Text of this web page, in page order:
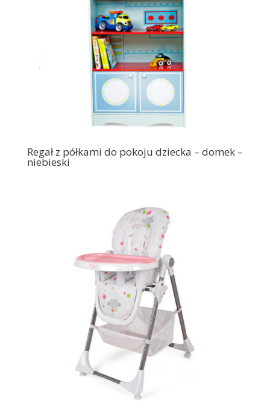
Regał z półkami do pokoju dziecka – domek –
niebieski